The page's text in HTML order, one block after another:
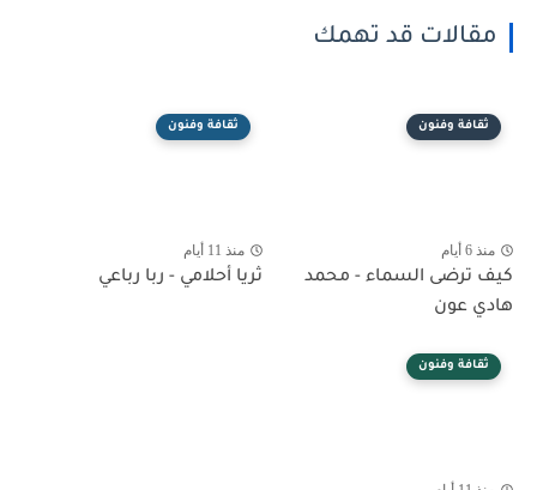
مقالات قد تهمك
ثقافة وفنون
منذ 6 أيام
كيف ترضى السماء - محمد
هادي عون
ثقافة وفنون
منذ 11 أيام
ثريا أحلامي - ربا رباعي
ثقافة وفنون